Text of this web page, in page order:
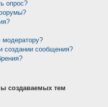
опрос?
модератору?
создании сообщения?
создаваемых тем